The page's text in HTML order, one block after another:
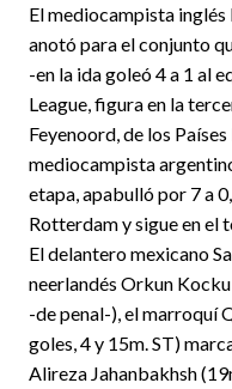
El mediocampista inglés
anotó para el conjunto
-en la ida goleó 4 a 1 al
League, figura en la
Feyenoord, de los
mediocampista
etapa, apabulló por 7 a
Rotterdam y sigue en el
El delantero mexicano
neerlandés Orkun
-de penal-), el marroquí
goles, 4 y 15m. ST)
Alireza Jahanbakhsh